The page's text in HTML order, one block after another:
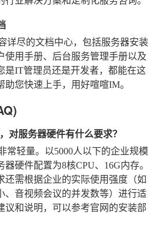
详尽的文档中心，包括服务器安装
使用手册、后台服务管理手册以及
是IT管理员还是开发者，都能在这
助您快速上手，用好喧喧IM。
对服务器硬件有什么要求？
常轻量。以5000人以下的企业规模
硬件配置为8核CPU、16G内存。
还需根据企业的实际使用强度（如
、音视频会议的并发数等）进行适
议和说明，可以参考官网的安装部